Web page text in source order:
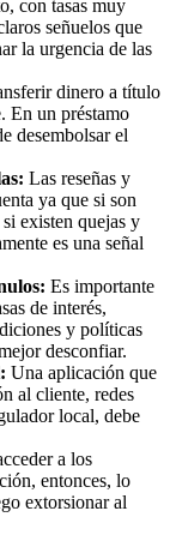
con tasas muy
señuelos que
la urgencia de las
dinero a título
En un préstamo
desembolsar el
Las reseñas y
ya que si son
existen quejas y
es una señal
Es importante
de interés,
y políticas
desconfiar.
Una aplicación que
al cliente, redes
local, debe
a los
entonces, lo
extorsionar al